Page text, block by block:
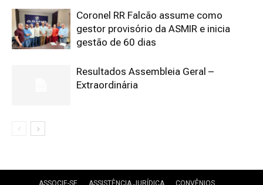
Coronel RR Falcão assume como
gestor provisório da ASMIR e inicia
gestão de 60 dias
Resultados Assembleia Geral –
Extraordinária
ASSOCIE-SE ASSISTÊNCIA JURÍDICA CONVÊNIOS